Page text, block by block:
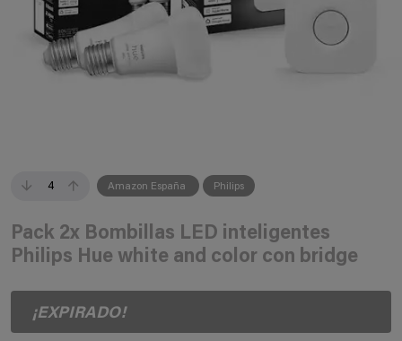
4 Amazon España Philips
Pack 2x Bombillas LED inteligentes
Philips Hue white and color con bridge
¡EXPIRADO!